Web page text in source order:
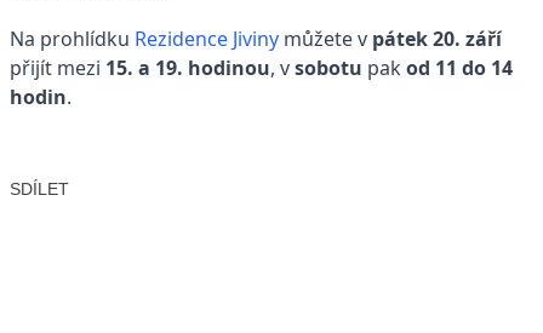
Na prohlídku Rezidence Jiviny můžete v pátek 20. září
přijít mezi 15. a 19. hodinou, vsobotu pak od 11 do 14
hodin.
SDÍLET